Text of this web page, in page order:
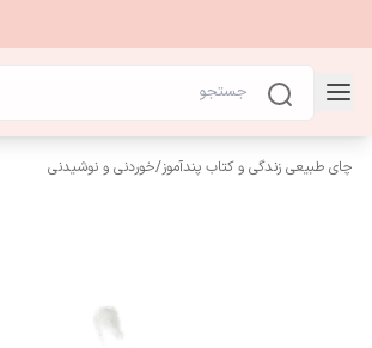
چای طبیعی زندگی و کتاب پندآموز/خوردنی و نوشیدنی